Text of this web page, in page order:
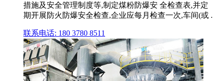
措施及安全管理制度等,制定煤粉防爆安 全检查表,并定
期开展防火防爆安全检查,企业应每月检查一次,车间(或 .
联系电话: 180 3780 8511